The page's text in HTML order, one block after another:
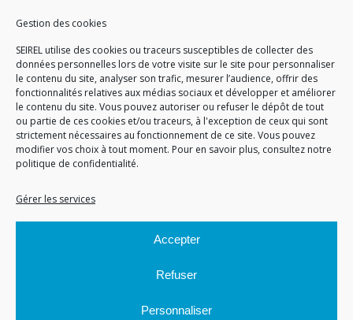
Gestion des cookies
SEIREL utilise des cookies ou traceurs susceptibles de collecter des
données personnelles lors de votre visite sur le site pour personnaliser
le contenu du site, analyser son trafic, mesurer l’audience, offrir des
fonctionnalités relatives aux médias sociaux et développer et améliorer
le contenu du site. Vous pouvez autoriser ou refuser le dépôt de tout
ou partie de ces cookies et/ou traceurs, à l'exception de ceux qui sont
strictement nécessaires au fonctionnement de ce site. Vous pouvez
modifier vos choix à tout moment. Pour en savoir plus, consultez notre
politique de confidentialité.
Gérer les services
Accepter
Refuser
Personnaliser
Immeuble 3D
81 Rue de la Petite Eau
73290 LA MOTTE SERVOLEX
ACCUEIL
GÉRARD PERRIER INDUSTRIE – TOUS DROITS RÉSERVÉS
Site réalisé par